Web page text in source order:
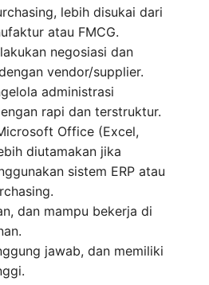
lebih disukai dari
atau FMCG.
negosiasi dan
vendor/supplier.
administrasi
rapi dan terstruktur.
Office (Excel,
diutamakan jika
sistem ERP atau
dan mampu bekerja di
jawab, dan memiliki